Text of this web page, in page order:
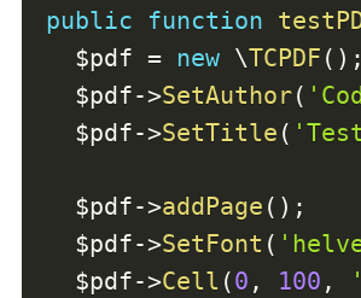
public function
$pdf = new \TCPDF ( ) ;
$pdf->SetAuthor(
$pdf->SetTitle (
$pdf->addPage ( ) ;
$pdf->SetFont (
$pdf->Cell (0 , 100 ,